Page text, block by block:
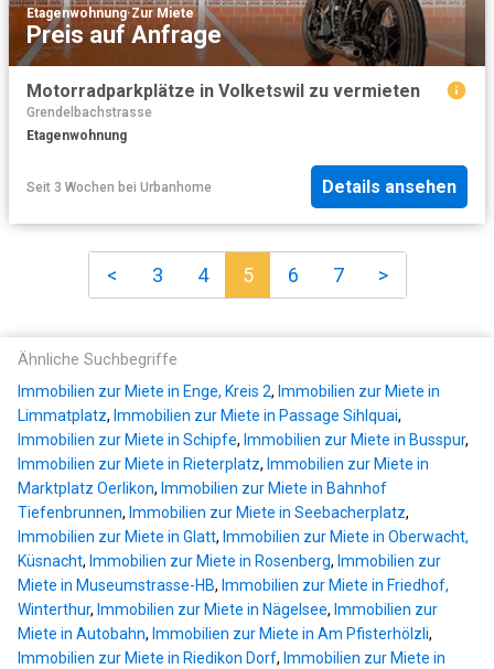
Etagenwohnung·Zur Miete
Preis auf Anfrage
Motorradparkplätze in Volketswil zu vermieten
Grendelbachstrasse
Etagenwohnung
Seit 3 Wochen bei Urbanhome Details ansehen
< 3 4 5 6 7 >
Ähnliche Suchbegriffe
Immobilien zur Miete in Enge, Kreis 2, Immobilien zur Miete in
Limmatplatz, Immobilien zur Miete in Passage Sihlquai,
Immobilien zur Miete in Schipfe, Immobilien zur Miete in Busspur,
Immobilien zur Miete in Rieterplatz, Immobilien zur Miete in
Marktplatz Oerlikon, Immobilien zur Miete in Bahnhof
Tiefenbrunnen, Immobilien zur Miete in Seebacherplatz,
Immobilien zur Miete in Glatt, Immobilien zur Miete in Oberwacht,
Küsnacht, Immobilien zur Miete in Rosenberg, Immobilien zur
Miete in Museumstrasse-HB, Immobilien zur Miete in Friedhof,
Winterthur, Immobilien zur Miete in Nägelsee, Immobilien zur
Miete in Autobahn, Immobilien zur Miete in Am Pfisterhölzli,
Immobilien zur Miete in Riedikon Dorf, Immobilien zur Miete in